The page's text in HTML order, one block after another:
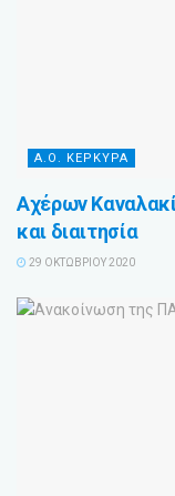
Α.Ο. ΚΕΡΚΥΡΑ
Αχέρων
και διαιτησία
29 ΟΚΤΩΒΡΊΟΥ 2020